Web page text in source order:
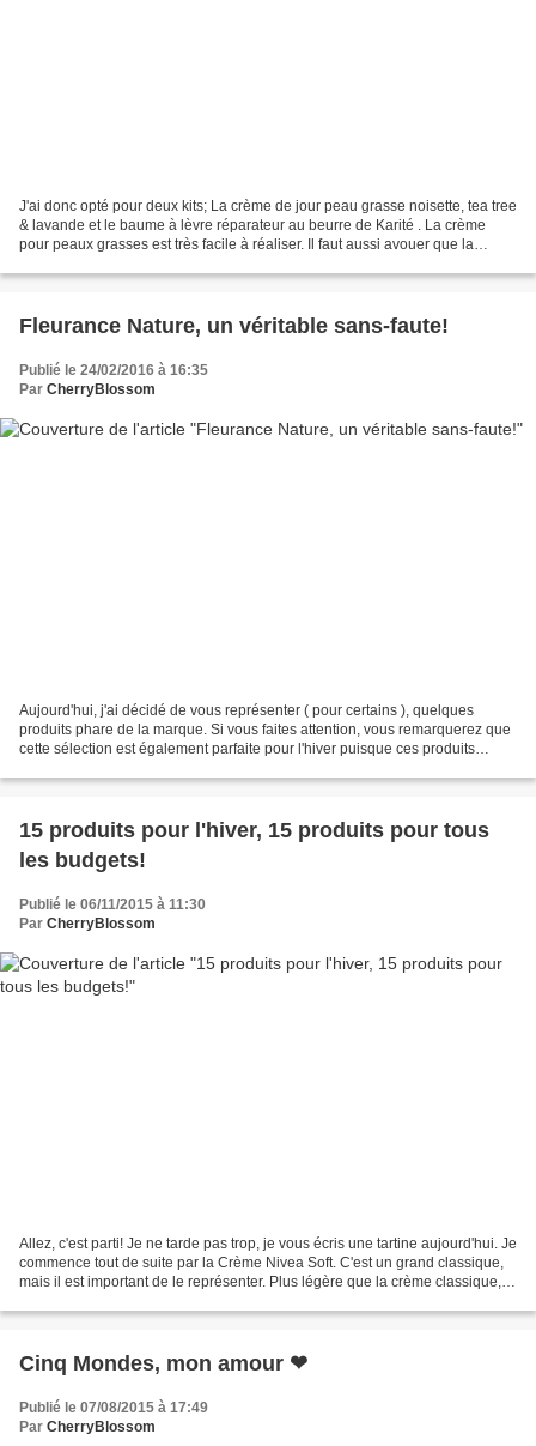
J'ai donc opté pour deux kits; La crème de jour peau grasse noisette, tea tree
& lavande et le baume à lèvre réparateur au beurre de Karité . La crème
pour peaux grasses est très facile à réaliser. Il faut aussi avouer que la
Fleurance Nature, un véritable sans-faute!
Publié le 24/02/2016 à 16:35
Par CherryBlossom
Aujourd'hui, j'ai décidé de vous représenter ( pour certains ), quelques
produits phare de la marque. Si vous faites attention, vous remarquerez que
cette sélection est également parfaite pour l'hiver puisque ces produits
15 produits pour l'hiver, 15 produits pour tous
les budgets!
Publié le 06/11/2015 à 11:30
Par CherryBlossom
Allez, c'est parti! Je ne tarde pas trop, je vous écris une tartine aujourd'hui. Je
commence tout de suite par la Crème Nivea Soft. C'est un grand classique,
mais il est important de le représenter. Plus légère que la crème classique,
Cinq Mondes, mon amour ❤
Publié le 07/08/2015 à 17:49
Par CherryBlossom